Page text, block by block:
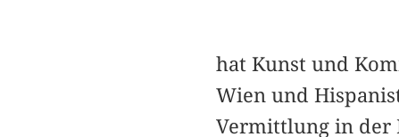
hat Kunst und
Wien und
Vermittlung in der